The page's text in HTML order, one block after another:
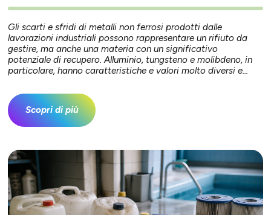
Gli scarti e sfridi di metalli non ferrosi prodotti dalle
lavorazioni industriali possono rappresentare un rifiuto da
gestire, ma anche una materia con un significativo
potenziale di recupero. Alluminio, tungsteno e molibdeno, in
particolare, hanno caratteristiche e valori molto diversi e...
Scopri di più